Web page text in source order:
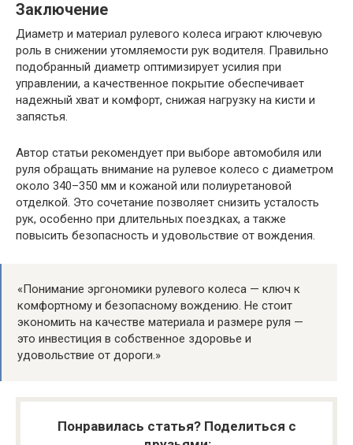
Заключение
Диаметр и материал рулевого колеса играют ключевую
роль в снижении утомляемости рук водителя. Правильно
подобранный диаметр оптимизирует усилия при
управлении, а качественное покрытие обеспечивает
надежный хват и комфорт, снижая нагрузку на кисти и
запястья.
Автор статьи рекомендует при выборе автомобиля или
руля обращать внимание на рулевое колесо с диаметром
около 340–350 мм и кожаной или полиуретановой
отделкой. Это сочетание позволяет снизить усталость
рук, особенно при длительных поездках, а также
повысить безопасность и удовольствие от вождения.
«Понимание эргономики рулевого колеса — ключ к
комфортному и безопасному вождению. Не стоит
экономить на качестве материала и размере руля —
это инвестиция в собственное здоровье и
удовольствие от дороги.»
Понравилась статья? Поделиться с